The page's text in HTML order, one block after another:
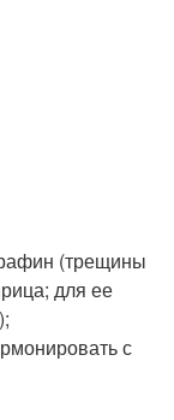
(трещины
для ее
с